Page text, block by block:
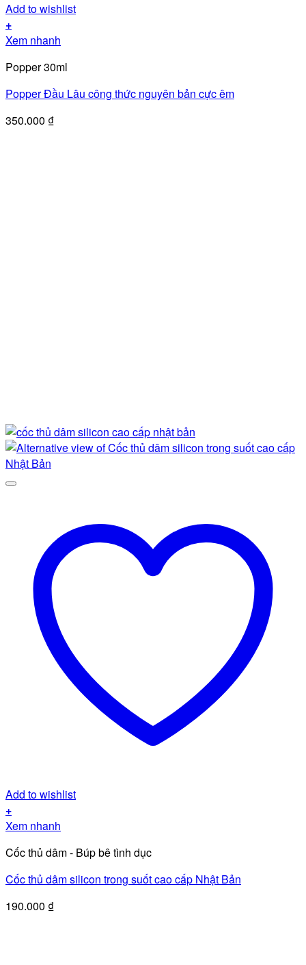
Add to wishlist
+
Xem nhanh
Popper 30ml
Popper Đầu Lâu công thức nguyên bản cực êm
350.000 ₫
Add to wishlist
+
Xem nhanh
Cốc thủ dâm - Búp bê tình dục
Cốc thủ dâm silicon trong suốt cao cấp Nhật Bản
190.000 ₫